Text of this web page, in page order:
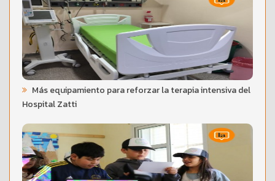
Más equipamiento para reforzar la terapia intensiva del
Hospital Zatti